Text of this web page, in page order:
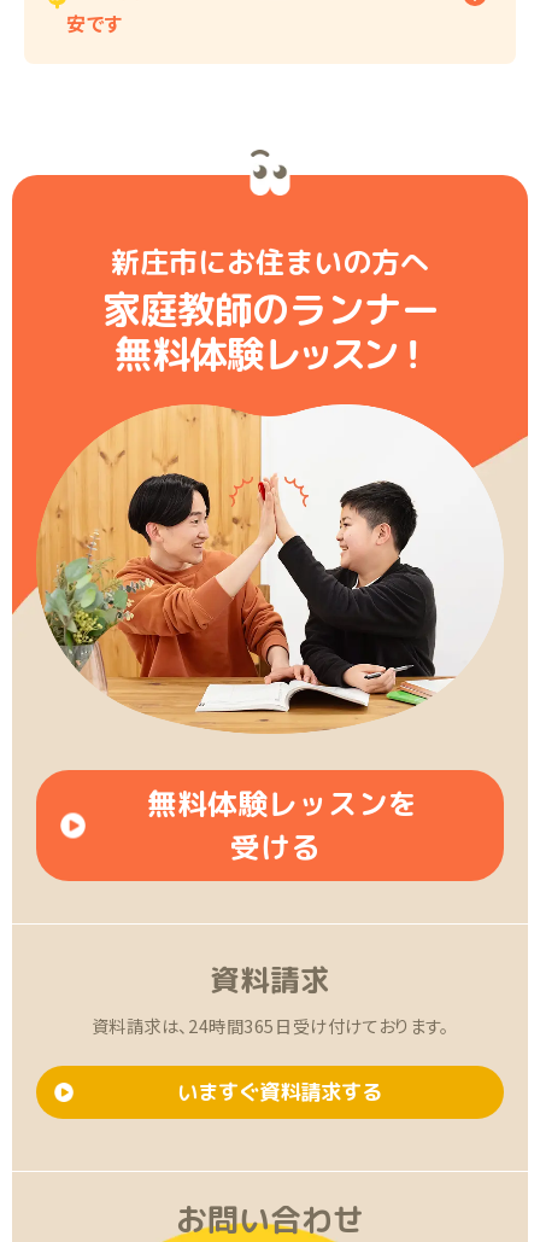
安です
新庄市にお住まいの方へ
家庭教師のランナー
無料体験レッスン！
無料体験レッスンを
受ける
資料請求
資料請求は、24時間365日受け付けております。
いますぐ資料請求する
お問い合わせ